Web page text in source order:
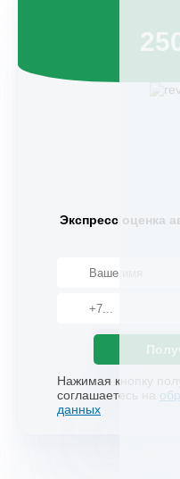
Экспресс оценка
Нажимая кнопку
соглашаетесь на
данных